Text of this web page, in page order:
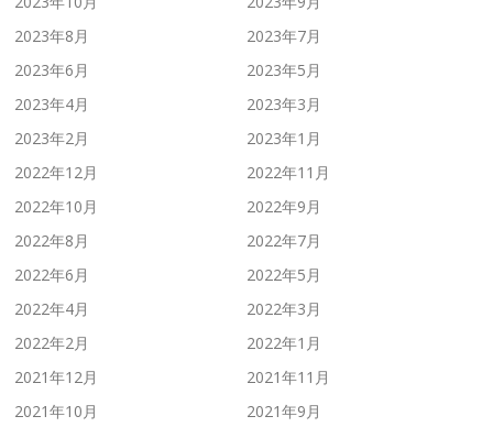
2023年8月
2023年7月
2023年6月
2023年5月
2023年4月
2023年3月
2023年2月
2023年1月
2022年12月
2022年11月
2022年10月
2022年9月
2022年8月
2022年7月
2022年6月
2022年5月
2022年4月
2022年3月
2022年2月
2022年1月
2021年12月
2021年11月
2021年10月
2021年9月